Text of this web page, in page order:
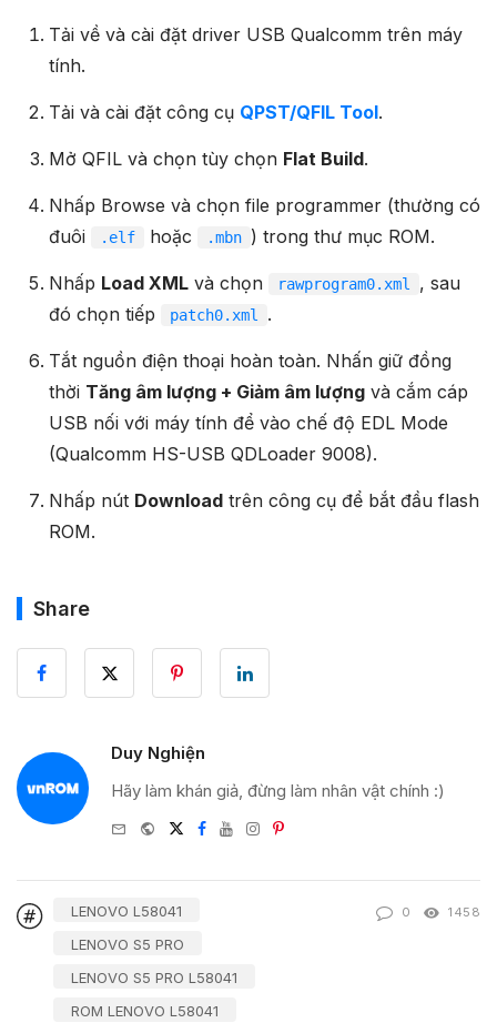
Tải về và cài đặt driver USB Qualcomm trên máy
tính.
Tải và cài đặt công cụ QPST/QFIL Tool.
Mở QFIL và chọn tùy chọn Flat Build.
Nhấp Browse và chọn file programmer (thường có
đuôi
.elf hoặc .mbn ) trong thư mục ROM.
Nhấp Load XMLvà chọn rawprogram0.xml
, sau
đó chọn tiếp
patch0.xml .
Tắt nguồn điện thoại hoàn toàn. Nhấn giữ đồng
thời Tăng âm lượng + Giảm âm lượngvà cắm cáp
USB nối với máy tính để vào chế độ EDL Mode
(Qualcomm HS-USB QDLoader 9008).
Nhấp nút Downloadtrên công cụ để bắt đầu flash
ROM.
Share
Duy Nghiện
Hãy làm khán giả, đừng làm nhân vật chính :)
e-
WebsiteTwitter
Facebook
YoutubeInstagram
Pinterest
LENOVO L58041
LENOVO S5 PRO
LENOVO S5 PRO L58041
ROM LENOVO L58041
0 1458